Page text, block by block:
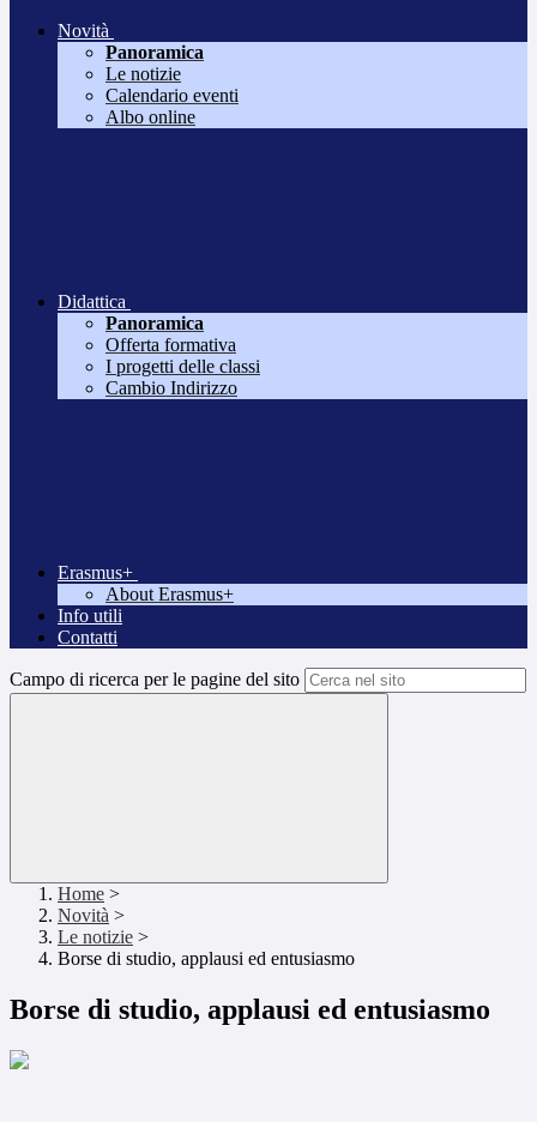
Novità
Panoramica
Le notizie
Calendario eventi
Albo online
Didattica
Panoramica
Offerta formativa
I progetti delle classi
Cambio Indirizzo
Erasmus+
About Erasmus+
Info utili
Contatti
Campo di ricerca per le pagine del sito
Home >
Novità >
Le notizie >
Borse di studio, applausi ed entusiasmo
Borse di studio, applausi ed entusiasmo